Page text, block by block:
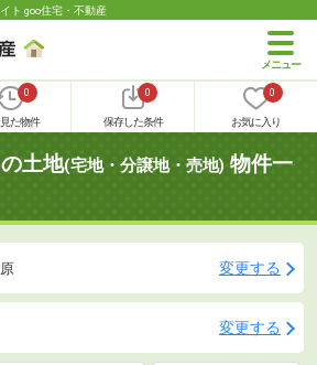
ト goo住宅・不動産
0
た物件
0
保存した条件
0
お気に入り
土地(宅地・分譲地・売地) 物件一
変更する
変更する